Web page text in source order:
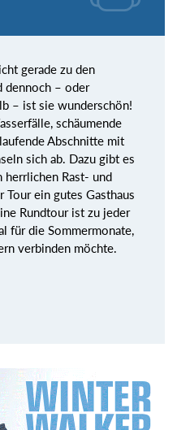
gerade zu den
dennoch – oder
– ist sie wunderschön!
schäumende
Abschnitte mit
sich ab. Dazu gibt es
herrlichen Rast- und
Tour ein gutes Gasthaus
Rundtour ist zu jeder
für die Sommermonate,
verbinden möchte.